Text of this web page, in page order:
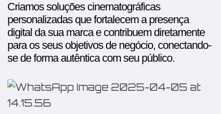
Criamos soluções cinematográficas
personalizadas que fortalecem a presença
digital da sua marca e contribuem diretamente
para os seus objetivos de negócio, conectando-
se de forma autêntica com seu público.